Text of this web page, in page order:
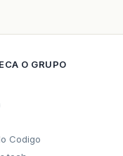
O GRUPO
Codigo